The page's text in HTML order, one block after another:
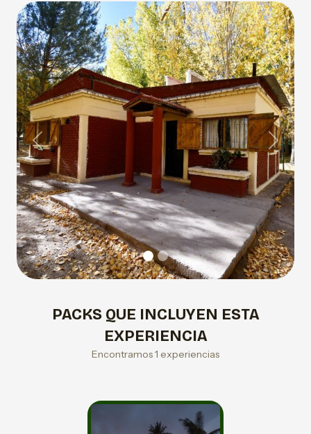
Previous Next
PACKS QUE INCLUYEN ESTA
EXPERIENCIA
Encontramos 1 experiencias